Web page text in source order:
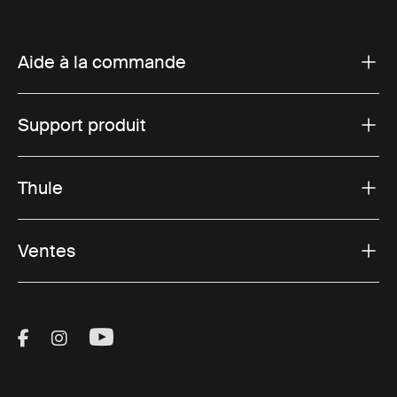
Aide à la commande
Support produit
Thule
Ventes
Visit Thule on Facebook (external link)
Visit Thule on Instagram (external link)
Visit Thule on Youtube (external